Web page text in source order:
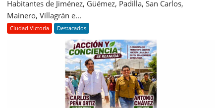
Habitantes de Jiménez, Güémez, Padilla, San Carlos,
Mainero, Villagrán e...
Ciudad Victoria Destacados